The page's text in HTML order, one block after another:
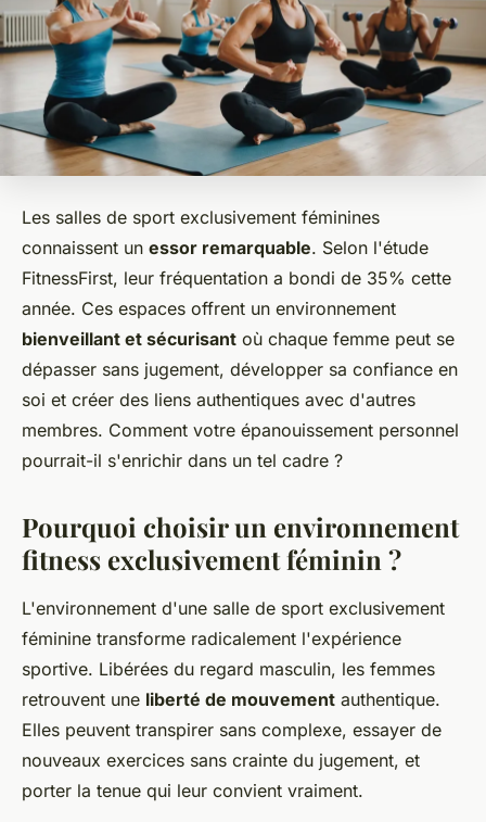
Les salles de sport exclusivement féminines
connaissent un essor remarquable. Selon l'étude
FitnessFirst, leur fréquentation a bondi de 35% cette
année. Ces espaces offrent un environnement
bienveillant et sécurisant où chaque femme peut se
dépasser sans jugement, développer sa confiance en
soi et créer des liens authentiques avec d'autres
membres. Comment votre épanouissement personnel
pourrait-il s'enrichir dans un tel cadre ?
Pourquoi choisir un environnement
fitness exclusivement féminin ?
L'environnement d'une salle de sport exclusivement
féminine transforme radicalement l'expérience
sportive. Libérées du regard masculin, les femmes
retrouvent une liberté de mouvement authentique.
Elles peuvent transpirer sans complexe, essayer de
nouveaux exercices sans crainte du jugement, et
porter la tenue qui leur convient vraiment.